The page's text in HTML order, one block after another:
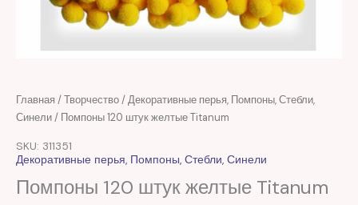
Главная /Творчество/Декоративные перья, Помпоны, Стебли,
Синели/ Помпоны 120 штук желтые Titanum
SKU: 311351
Декоративные перья, Помпоны, Стебли, Синели
Помпоны 120 штук желтые Titanum
Первоначальная
цена
20,00 MDL.
Текущая
цена:
Количество
товара
120
штук
желтые